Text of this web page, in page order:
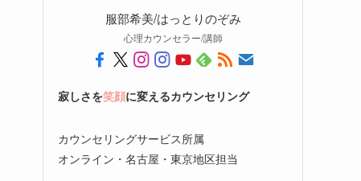
服部希美/はっとりのぞみ
心理カウンセラー/講師
寂しさを笑顔に変えるカウンセリング
カウンセリングサービス所属
オンライン・名古屋・東京地区担当